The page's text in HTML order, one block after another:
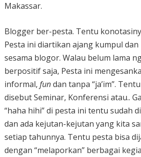
Makassar.
Blogger ber-pesta. Tentu
Pesta ini diartikan ajang kumpul
sesama blogor. Walau belum lama
berpositif saja, Pesta ini
informal, fundan tanpa “ja’im”.
disebut Seminar, Konferensi atau..
“haha hihi” di pesta ini tentu sudah
dan ada kejutan-kejutan yang kita
setiap tahunnya. Tentu pesta bisa
dengan “melaporkan” berbagai